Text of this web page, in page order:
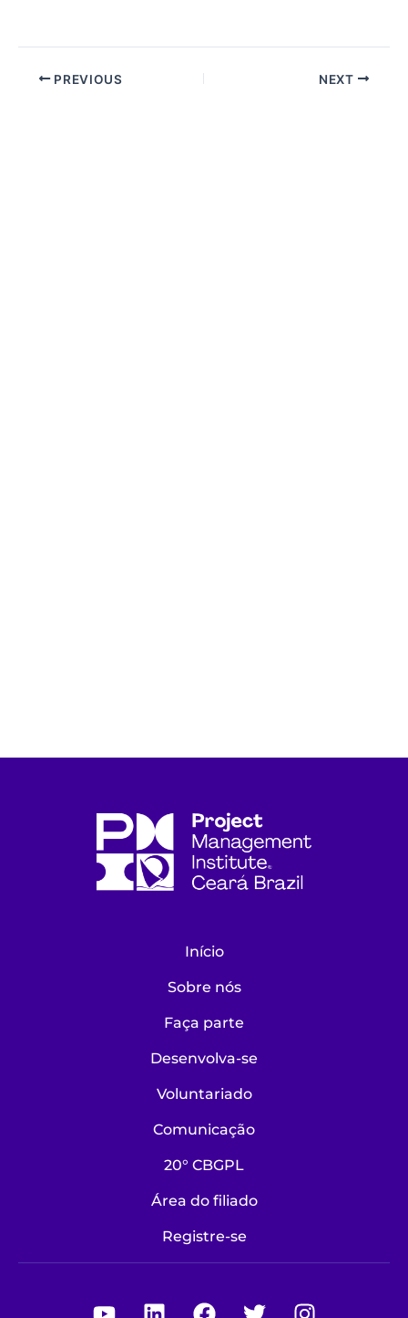
PREVIOUS NEXT
Início
Sobre nós
Faça parte
Desenvolva-se
Voluntariado
Comunicação
20° CBGPL
Área do filiado
Registre-se
YoutubeLinkedinFacebook
Twitter